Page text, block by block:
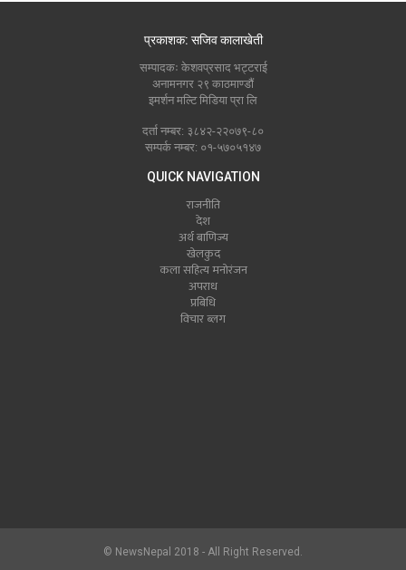
प्रकाशक: सजिव कालाखेती
सम्पादकः केशवप्रसाद भट्टराई
अनामनगर २९ काठमाण्डौं
इमर्शन मल्टि मिडिया प्रा लि
दर्ता नम्बर: ३८४२-२२०७९-८०
सम्पर्क नम्बर: ०१-५७०५१४७
QUICK NAVIGATION
राजनीति
देश
अर्थ बाणिज्य
खेलकुद
कला सहित्य मनोरंजन
अपराध
प्रबिधि
विचार ब्लग
© NewsNepal 2018 - All Right Reserved.